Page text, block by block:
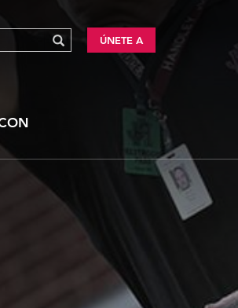
ÚNETE A